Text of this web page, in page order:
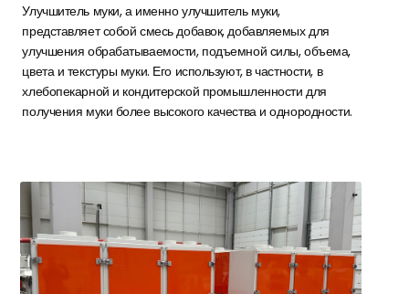
Улучшитель муки, а именно улучшитель муки,
представляет собой смесь добавок, добавляемых для
улучшения обрабатываемости, подъемной силы, объема,
цвета и текстуры муки. Его используют, в частности, в
хлебопекарной и кондитерской промышленности для
получения муки более высокого качества и однородности.